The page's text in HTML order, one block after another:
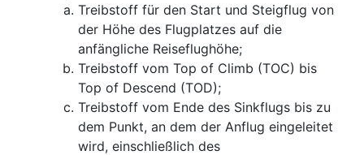
Treibstoff für den Start und Steigflug von
der Höhe des Flugplatzes auf die
anfängliche Reiseflughöhe;
Treibstoff vom Top of Climb (TOC) bis
Top of Descend (TOD);
Treibstoff vom Ende des Sinkflugs bis zu
dem Punkt, an dem der Anflug eingeleitet
wird, einschließlich des